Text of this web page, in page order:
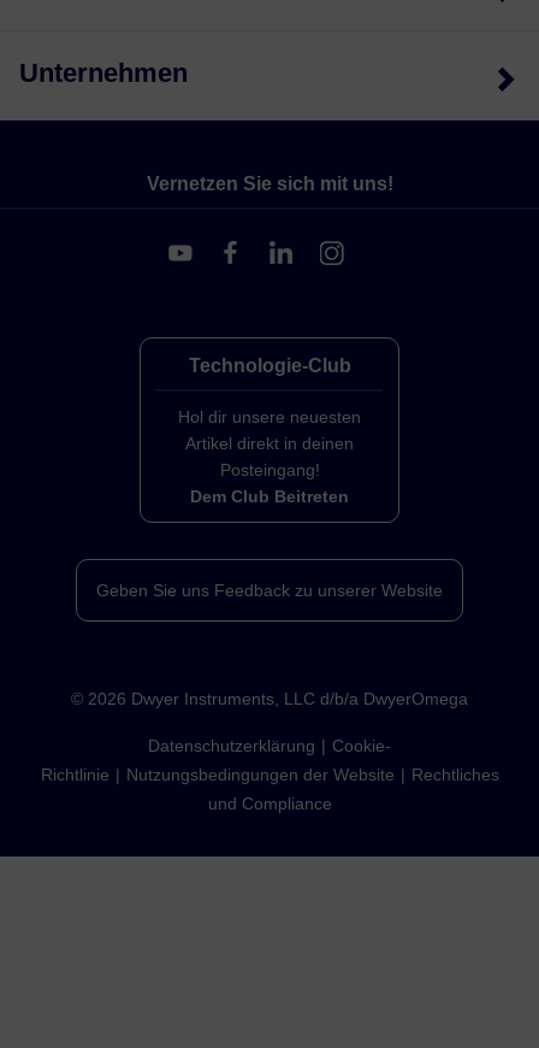
Unternehmen
Vernetzen Sie sich mit uns!
Technologie-Club
Hol dir unsere neuesten
Artikel direkt in deinen
Posteingang!
Dem Club Beitreten
Geben Sie uns Feedback zu unserer Website
© 2026 Dwyer Instruments, LLC d/b/a DwyerOmega
Datenschutzerklärung
Cookie-
Richtlinie
Nutzungsbedingungen der Website
Rechtliches
und Compliance